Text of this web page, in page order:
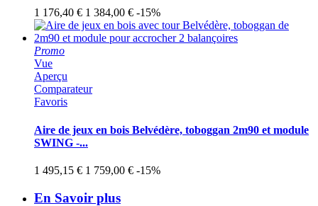
1 176,40 € 1 384,00 € -15%
Promo
Vue
Aperçu
Comparateur
Favoris
Aire de jeux en bois Belvédère, toboggan 2m90 et module
SWING -...
1 495,15 € 1 759,00 € -15%
En Savoir plus